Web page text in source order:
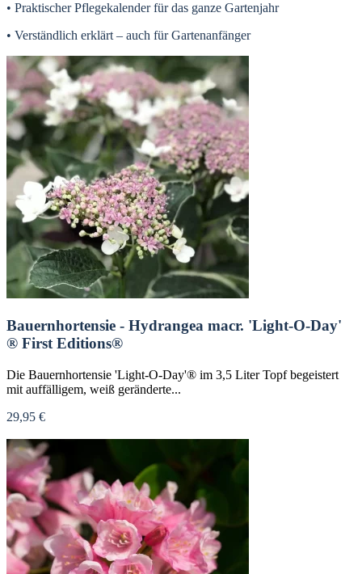
• Praktischer Pflegekalender für das ganze Gartenjahr
• Verständlich erklärt – auch für Gartenanfänger
Bauernhortensie - Hydrangea macr. 'Light-O-Day'
® First Editions®
Die Bauernhortensie 'Light-O-Day'® im 3,5 Liter Topf begeistert
mit auffälligem, weiß geränderte...
29,95 €